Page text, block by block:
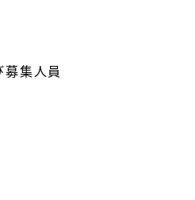
集人員